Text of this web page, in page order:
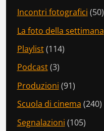
Incontri fotografici (50)
La foto della settimana
Playlist(114)
Podcast(3)
Produzioni (91)
Scuola di cinema (240)
Segnalazioni (105)